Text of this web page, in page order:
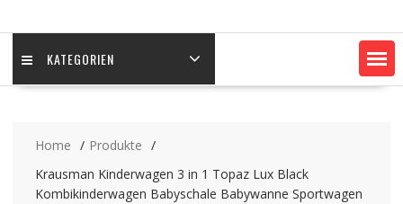
KATEGORIEN
Home
Produkte
Krausman Kinderwagen 3 in 1 Topaz Lux Black
Kombikinderwagen Babyschale Babywanne Sportwagen